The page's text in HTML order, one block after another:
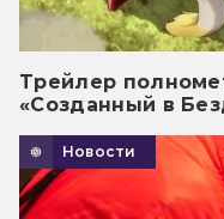
Трейлер
«Созданный в
Новости